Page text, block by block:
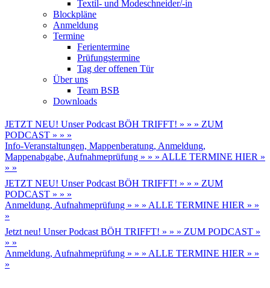
Textil- und Modeschneider/-in
Blockpläne
Anmeldung
Termine
Ferientermine
Prüfungstermine
Tag der offenen Tür
Über uns
Team BSB
Downloads
JETZT NEU! Unser Podcast BÖH TRIFFT! » » » ZUM
PODCAST » » »
Info-Veranstaltungen, Mappenberatung, Anmeldung,
Mappenabgabe, Aufnahmeprüfung » » » ALLE TERMINE HIER »
» »
JETZT NEU! Unser Podcast BÖH TRIFFT! » » » ZUM
PODCAST » » »
Anmeldung, Aufnahmeprüfung » » » ALLE TERMINE HIER » »
»
Jetzt neu! Unser Podcast BÖH TRIFFT! » » » ZUM PODCAST »
» »
Anmeldung, Aufnahmeprüfung » » » ALLE TERMINE HIER » »
»